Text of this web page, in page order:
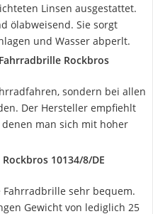
Linsen ausgestattet.
ölabweisend. Sie sorgt
und Wasser abperlt.
Rockbros
sondern bei allen
Der Hersteller empfiehlt
man sich mit hoher
10134/8/DE
sehr bequem.
Gewicht von lediglich 25